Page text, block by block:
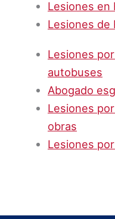
Lesiones en
Lesiones de
Lesiones
autobuses
Abogado
Lesiones
obras
Lesiones